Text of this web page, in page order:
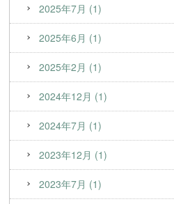
2025年7月 (1)
2025年6月 (1)
2025年2月 (1)
2024年12月 (1)
2024年7月 (1)
2023年12月 (1)
2023年7月 (1)